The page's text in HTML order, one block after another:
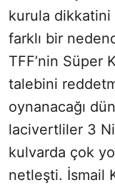
kurula
farklı bir
TFF’nin Süper
talebini
oynanacağı
lacivertliler 3
kulvarda çok
netleşti. İsmail